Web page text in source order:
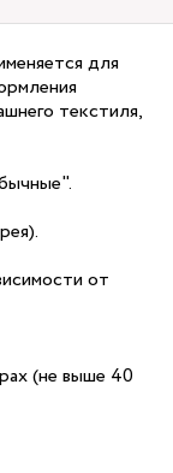
для
текстиля,
от
(не выше 40